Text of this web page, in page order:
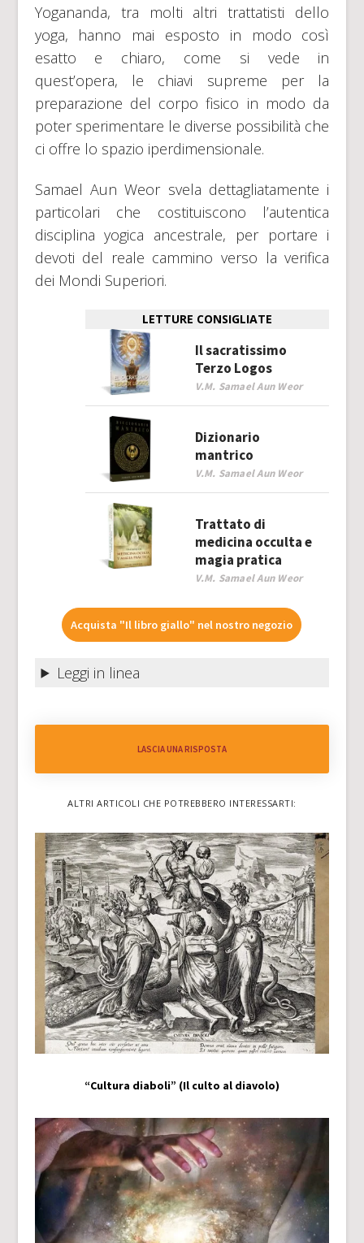
Yogananda, tra molti altri trattatisti dello
yoga, hanno mai esposto in modo così
esatto e chiaro, come si vede in
quest’opera, le chiavi supreme per la
preparazione del corpo fisico in modo da
poter sperimentare le diverse possibilità che
ci offre lo spazio iperdimensionale.
Samael Aun Weor svela dettagliatamente i
particolari che costituiscono l’autentica
disciplina yogica ancestrale, per portare i
devoti del reale cammino verso la verifica
dei Mondi Superiori.
LETTURE CONSIGLIATE
Il sacratissimo
Terzo Logos
V.M. Samael Aun Weor
Dizionario
mantrico
V.M. Samael Aun Weor
Trattato di
medicina occulta e
magia pratica
V.M. Samael Aun Weor
Acquista "Il libro giallo" nel nostro negozio
Leggi in linea
LASCIA UNA RISPOSTA
ALTRI ARTICOLI CHE POTREBBERO INTERESSARTI:
“Cultura diaboli” (Il culto al diavolo)